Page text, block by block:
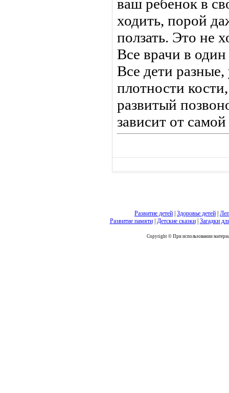
ваш ребенок в
ходить, порой
ползать. Это не
Все врачи в один
Все дети
плотности
развитый
зависит от
Развитие детей Здоровье детей
Развитие памяти| Детские сказки| Загадки
Copyright © При использовании